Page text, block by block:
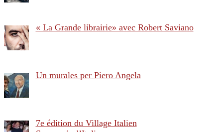
« La Grande librairie» avec Robert Saviano
Un murales per Piero Angela
7e édition du Village Italien